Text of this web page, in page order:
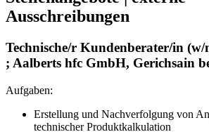
Ausschreibungen
Technische/r Kundenberater/in
; Aalberts hfc GmbH, Gerichsain
Aufgaben:
Erstellung und Nachverfolgung von
technischer Produktkalkulation